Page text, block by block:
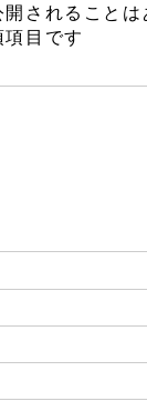
されることは
目です